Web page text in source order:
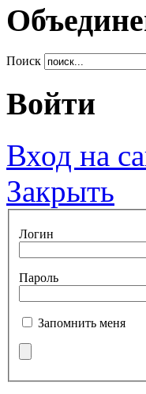
Поиск
Войти
Вход на
Закрыть
Логин
Пароль
Запомнить меня